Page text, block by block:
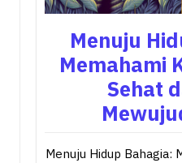
Menuju
Memahami
Sehat
Menuju Hidup Bahagia: